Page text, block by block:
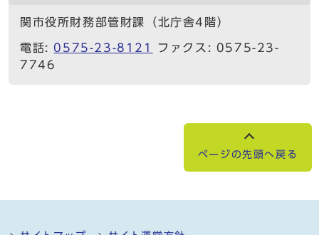
関市役所財務部管財課（北庁舎4階）
電話: 0575-23-8121
ファクス: 0575-23-
7746
ページの先頭へ戻る